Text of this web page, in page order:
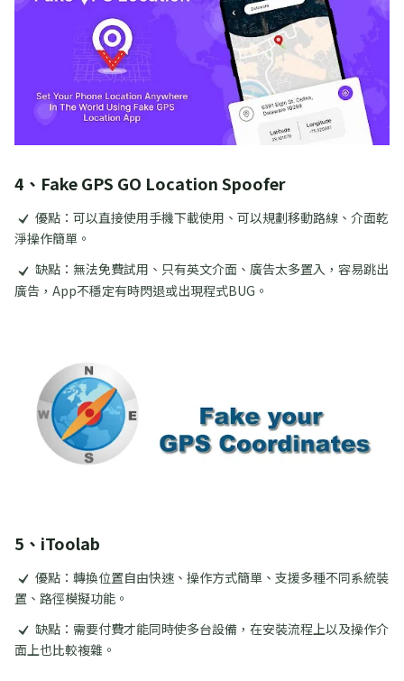
4、Fake GPS GO Location Spoofer
優點：可以直接使用手機下載使用、可以規劃移動路線、介面乾
淨操作簡單。
缺點：無法免費試用、只有英文介面、廣告太多置入，容易跳出
廣告，App不穩定有時閃退或出現程式BUG。
5、iToolab
優點：轉換位置自由快速、操作方式簡單、支援多種不同系統裝
置、路徑模擬功能。
缺點：需要付費才能同時使多台設備，在安裝流程上以及操作介
面上也比較複雜。